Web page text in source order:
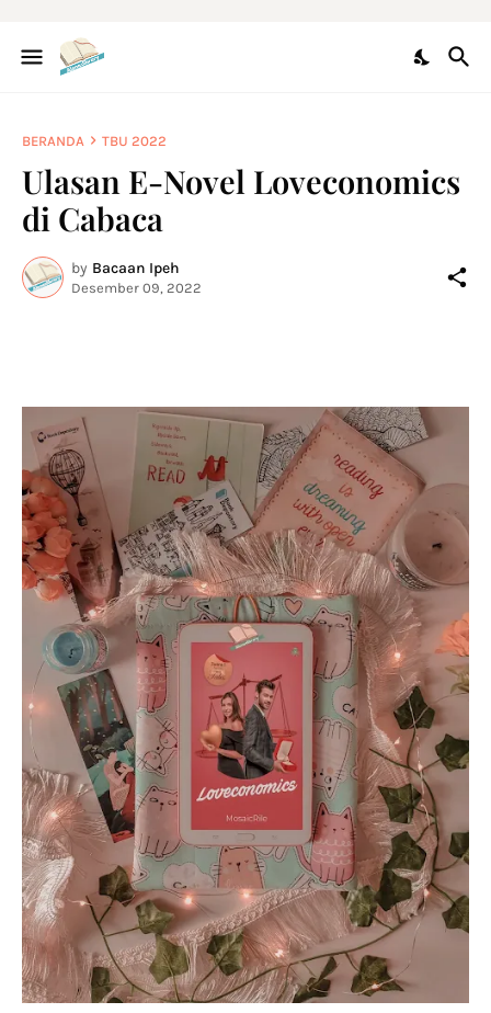
BERANDA TBU 2022
Ulasan E-Novel Loveconomics
di Cabaca
by Bacaan Ipeh
Desember 09, 2022